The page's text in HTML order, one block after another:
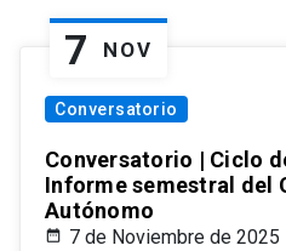
7 NOV
Conversatorio
Conversatorio | Ciclo
Informe semestral del
Autónomo
7 de Noviembre de 2025